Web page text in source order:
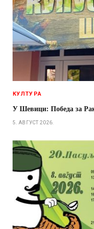
КУЛТУРА
У Шевици: Победа за
5. АВГУСТ 2026.